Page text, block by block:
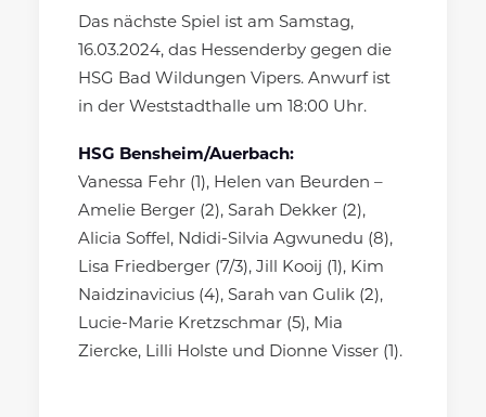
Das nächste Spiel ist am Samstag,
16.03.2024, das Hessenderby gegen die
HSG Bad Wildungen Vipers. Anwurf ist
in der Weststadthalle um 18:00 Uhr.
HSG Bensheim/Auerbach:
Vanessa Fehr (1), Helen van Beurden –
Amelie Berger (2), Sarah Dekker (2),
Alicia Soffel, Ndidi-Silvia Agwunedu (8),
Lisa Friedberger (7/3), Jill Kooij (1), Kim
Naidzinavicius (4), Sarah van Gulik (2),
Lucie-Marie Kretzschmar (5), Mia
Ziercke, Lilli Holste und Dionne Visser (1).